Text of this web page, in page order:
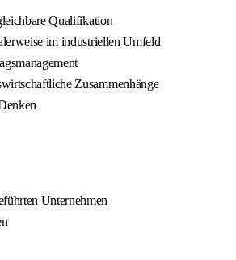
Qualifikation
im industriellen Umfeld
Zusammenhänge
Unternehmen